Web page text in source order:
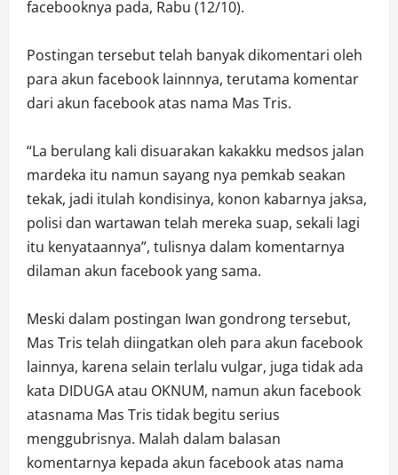
facebooknya pada, Rabu (12/10).
Postingan tersebut telah banyak dikomentari oleh
para akun facebook lainnnya, terutama komentar
dari akun facebook atas nama Mas Tris.
“La berulang kali disuarakan kakakku medsos jalan
mardeka itu namun sayang nya pemkab seakan
tekak, jadi itulah kondisinya, konon kabarnya jaksa,
polisi dan wartawan telah mereka suap, sekali lagi
itu kenyataannya”, tulisnya dalam komentarnya
dilaman akun facebook yang sama.
Meski dalam postingan Iwan gondrong tersebut,
Mas Tris telah diingatkan oleh para akun facebook
lainnya, karena selain terlalu vulgar, juga tidak ada
kata DIDUGA atau OKNUM, namun akun facebook
atasnama Mas Tris tidak begitu serius
menggubrisnya. Malah dalam balasan
komentarnya kepada akun facebook atas nama